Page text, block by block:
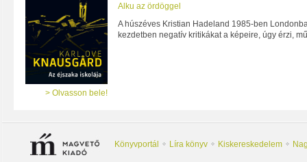
> Olvasson bele!
Alku az ördöggel
A húszéves Kristian Hadeland 1985-ben
kezdetben negatív kritikákat a képeire, úgy érzi,
Könyvportál Líra könyv Kiskereskedelem